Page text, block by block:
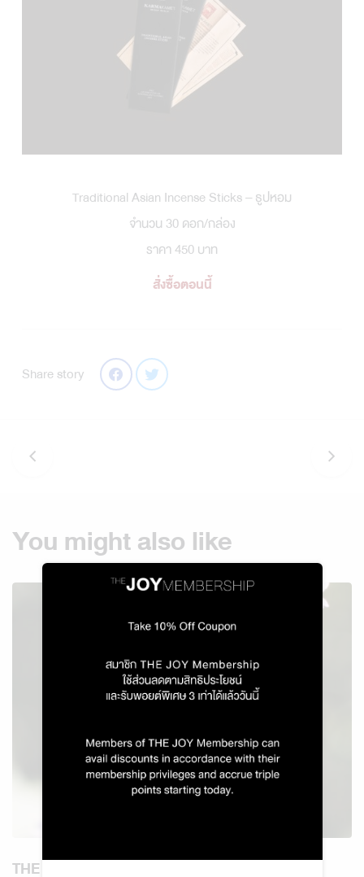
Traditional Asian Incense Sticks – ธูปหอม
จำนวน 30 ดอก/กล่อง
ราคา 450 บาท
สั่งซื้อตอนนี้
Share story
You might also like
THE WORLD OF LAVENDER SCENTS